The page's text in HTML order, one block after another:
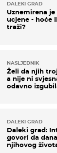
DALEKI GRAD
Uznemirena
ucjene - hoće
traži?
NASLJEDNIK
Želi da njih
a nije ni
odavno
DALEKI GRAD
Daleki grad:
govori da
njihovog